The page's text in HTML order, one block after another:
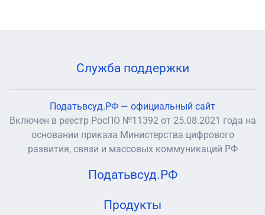
Служба поддержки
Податьвсуд.РФ — официальный сайт
Включен в реестр РосПО №11392 от 25.08.2021 года на
основании приказа Министерства цифрового
развития, связи и массовых коммуникаций РФ
Податьвсуд.РФ
Продукты